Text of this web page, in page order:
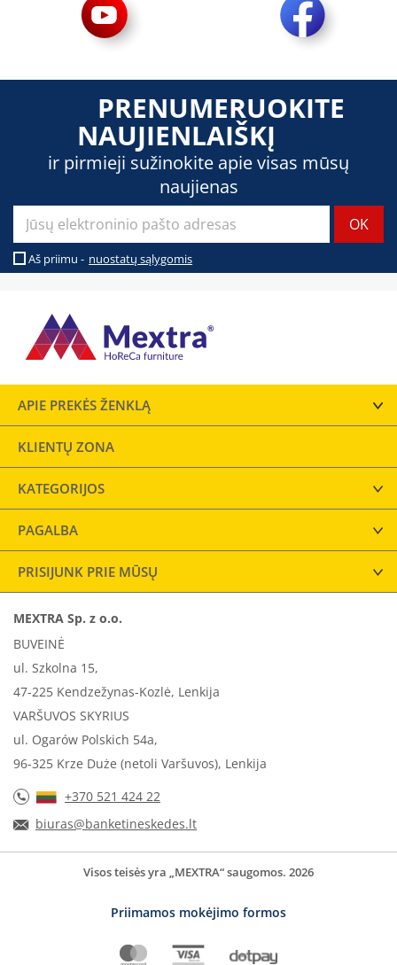
PRENUMERUOKITE
NAUJIENLAIŠKĮ
ir pirmieji sužinokite apie visas mūsų
naujienas
Aš priimu - nuostatų sąlygomis
APIE PREKĖS ŽENKLĄ
KLIENTŲ ZONA
KATEGORIJOS
PAGALBA
PRISIJUNK PRIE MŪSŲ
MEXTRA Sp. z o.o.
BUVEINĖ
ul. Szkolna 15,
47-225 Kendzežynas-Kozlė, Lenkija
VARŠUVOS SKYRIUS
ul. Ogarów Polskich 54a,
96-325 Krze Duże (netoli Varšuvos), Lenkija
+370 521 424 22
biuras@banketineskedes.lt
Visos teisės yra „MEXTRA“ saugomos. 2026
Priimamos mokėjimo formos